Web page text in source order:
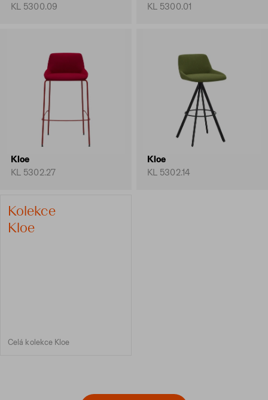
KL 5300.09
KL 5300.01
Kloe
KL 5302.27
Kloe
KL 5302.14
Kolekce
Kloe
Celá kolekce Kloe